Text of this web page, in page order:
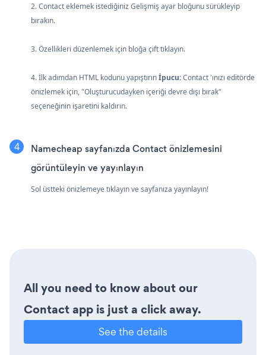
2. Contact eklemek istediğiniz Gelişmiş ayar bloğunu sürükleyip
bırakın.
3. Özellikleri düzenlemek için bloğa çift tıklayın.
4. İlk adımdan HTML kodunu yapıştırınİpucu:Contact 'ınızı editörde
önizlemek için, "Oluşturucudayken içeriği devre dışı bırak"
seçeneğinin işaretini kaldırın.
Namecheap sayfanızda Contact önizlemesini
görüntüleyin ve yayınlayın
Sol üstteki önizlemeye tıklayın ve sayfanıza yayınlayın!
All you need to know about our
Contact app is just a click away.
See the details